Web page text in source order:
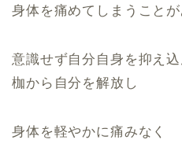
身体を痛めてしまうことが
意識せず自分自身を抑え
枷から自分を解放し
身体を軽やかに痛みなく